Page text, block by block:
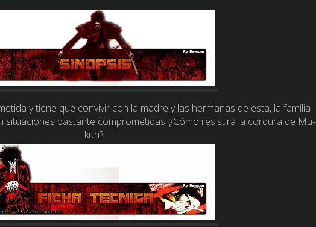
y tiene que convivir con la madre y las hermanas de esta, la familia
situaciones bastante comprometidas. ¿Cómo resistirá la cordura de Mu-
kun?